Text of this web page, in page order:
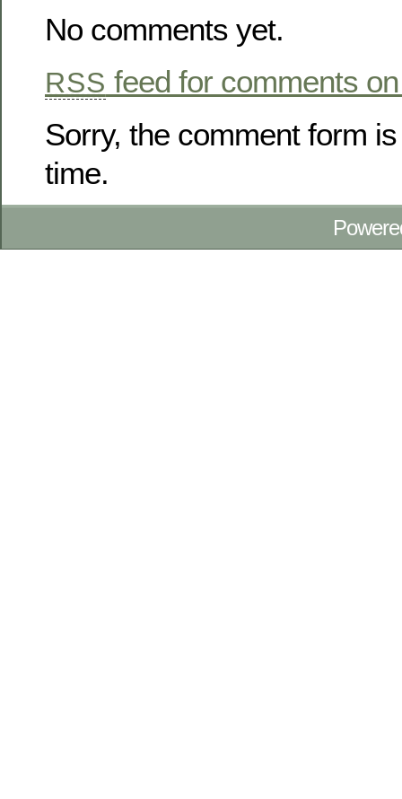
No comments yet.
RSS feed for comments
Sorry, the comment form
time.